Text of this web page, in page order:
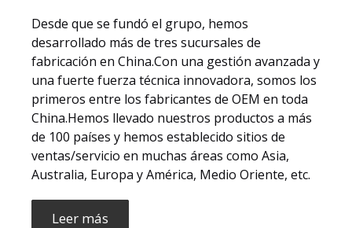
Desde que se fundó el grupo, hemos
desarrollado más de tres sucursales de
fabricación en China.Con una gestión avanzada y
una fuerte fuerza técnica innovadora, somos los
primeros entre los fabricantes de OEM en toda
China.Hemos llevado nuestros productos a más
de 100 países y hemos establecido sitios de
ventas/servicio en muchas áreas como Asia,
Australia, Europa y América, Medio Oriente, etc.
Leer más